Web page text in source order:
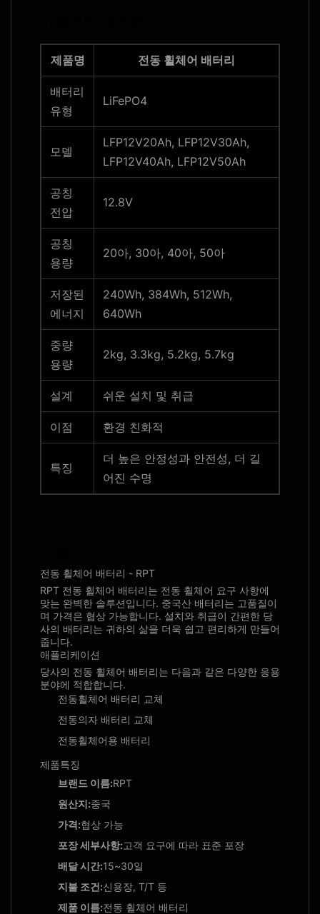
제품명 전동 휠체어 배터리
배터리
유형
LiFePO4
모델
LFP12V20Ah, LFP12V30Ah,
LFP12V40Ah, LFP12V50Ah
공칭
전압
12.8V
공칭
용량
20아, 30아, 40아, 50아
저장된
에너지
240Wh, 384Wh, 512Wh,
640Wh
중량
용량
2kg, 3.3kg, 5.2kg, 5.7kg
설계 쉬운 설치 및 취급
이점 환경 친화적
특징
더 높은 안정성과 안전성, 더 길
어진 수명
전동 휠체어 배터리 - RPT
RPT 전동 휠체어 배터리는 전동 휠체어 요구 사항에
맞는 완벽한 솔루션입니다. 중국산 배터리는 고품질이
며 가격은 협상 가능합니다. 설치와 취급이 간편한 당
사의 배터리는 귀하의 삶을 더욱 쉽고 편리하게 만들어
줍니다.
애플리케이션
당사의 전동 휠체어 배터리는 다음과 같은 다양한 응용
분야에 적합합니다.
전동휠체어 배터리 교체
전동의자 배터리 교체
전동휠체어용 배터리
제품특징
브랜드 이름:RPT
원산지:중국
가격:협상 가능
포장 세부사항:고객 요구에 따라 표준 포장
배달 시간:15~30일
지불 조건:신용장, T/T 등
제품 이름:전동 휠체어 배터리